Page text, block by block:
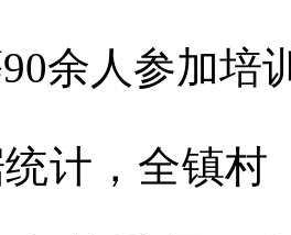
余人参加培
，全镇村（